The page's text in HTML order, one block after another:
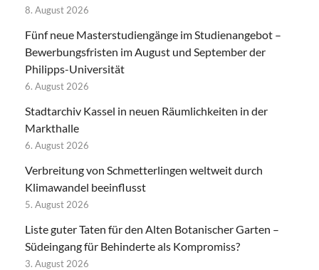
8. August 2026
Fünf neue Masterstudiengänge im Studienangebot –
Bewerbungsfristen im August und September der
Philipps-Universität
6. August 2026
Stadtarchiv Kassel in neuen Räumlichkeiten in der
Markthalle
6. August 2026
Verbreitung von Schmetterlingen weltweit durch
Klimawandel beeinflusst
5. August 2026
Liste guter Taten für den Alten Botanischer Garten –
Südeingang für Behinderte als Kompromiss?
3. August 2026